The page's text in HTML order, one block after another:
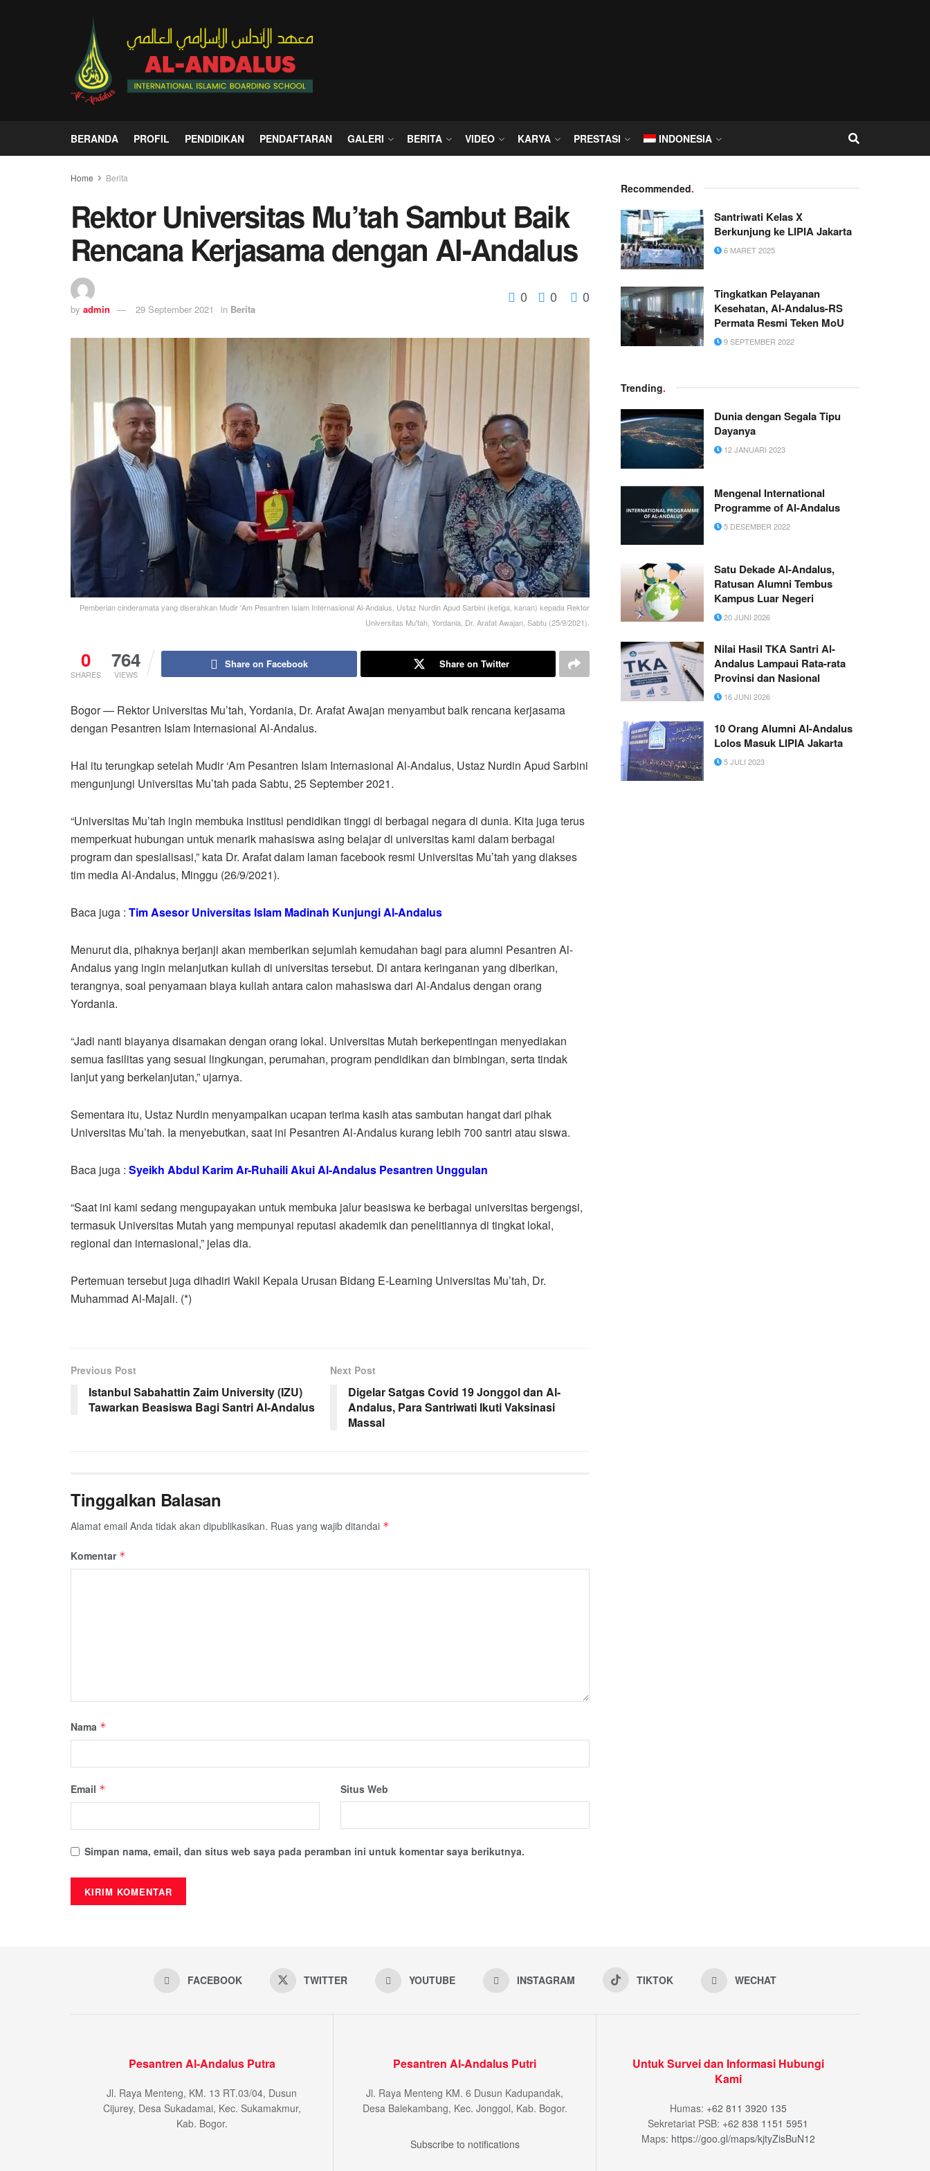
BERANDA PROFIL PENDIDIKAN PENDAFTARAN GALERI BERITA VIDEO KARYA PRESTASI INDONESIA
Home Berita
Rektor Universitas Mu’tah Sambut Baik
Rencana Kerjasama dengan Al-Andalus
by admin 29 September 2021 in Berita
0 0 0
Pemberian cinderamata yang diserahkan Mudir 'Am Pesantren Islam Internasional Al-Andalus, Ustaz Nurdin Apud Sarbini (ketiga, kanan) kepada Rektor
Universitas Mu'tah, Yordania, Dr. Arafat Awajan, Sabtu (25/9/2021).
0
SHARES
764
VIEWS
Share on Facebook Share on Twitter
Bogor — Rektor Universitas Mu’tah, Yordania, Dr. Arafat Awajan menyambut baik rencana kerjasama
dengan Pesantren Islam Internasional Al-Andalus.
Hal itu terungkap setelah Mudir ‘Am Pesantren Islam Internasional Al-Andalus, Ustaz Nurdin Apud Sarbini
mengunjungi Universitas Mu’tah pada Sabtu, 25 September 2021.
“Universitas Mu’tah ingin membuka institusi pendidikan tinggi di berbagai negara di dunia. Kita juga terus
memperkuat hubungan untuk menarik mahasiswa asing belajar di universitas kami dalam berbagai
program dan spesialisasi,” kata Dr. Arafat dalam laman facebook resmi Universitas Mu’tah yang diakses
tim media Al-Andalus, Minggu (26/9/2021).
Baca juga : Tim Asesor Universitas Islam Madinah Kunjungi Al-Andalus
Menurut dia, pihaknya berjanji akan memberikan sejumlah kemudahan bagi para alumni Pesantren Al-
Andalus yang ingin melanjutkan kuliah di universitas tersebut. Di antara keringanan yang diberikan,
terangnya, soal penyamaan biaya kuliah antara calon mahasiswa dari Al-Andalus dengan orang
Yordania.
“Jadi nanti biayanya disamakan dengan orang lokal. Universitas Mutah berkepentingan menyediakan
semua fasilitas yang sesuai lingkungan, perumahan, program pendidikan dan bimbingan, serta tindak
lanjut yang berkelanjutan,” ujarnya.
Sementara itu, Ustaz Nurdin menyampaikan ucapan terima kasih atas sambutan hangat dari pihak
Universitas Mu’tah. Ia menyebutkan, saat ini Pesantren Al-Andalus kurang lebih 700 santri atau siswa.
Baca juga : Syeikh Abdul Karim Ar-Ruhaili Akui Al-Andalus Pesantren Unggulan
“Saat ini kami sedang mengupayakan untuk membuka jalur beasiswa ke berbagai universitas bergengsi,
termasuk Universitas Mutah yang mempunyai reputasi akademik dan penelitiannya di tingkat lokal,
regional dan internasional,” jelas dia.
Pertemuan tersebut juga dihadiri Wakil Kepala Urusan Bidang E-Learning Universitas Mu’tah, Dr.
Muhammad Al-Majali. (*)
Previous Post
Istanbul Sabahattin Zaim University (IZU)
Tawarkan Beasiswa Bagi Santri Al-Andalus
Next Post
Digelar Satgas Covid 19 Jonggol dan Al-
Andalus, Para Santriwati Ikuti Vaksinasi
Massal
Tinggalkan Balasan
Alamat email Anda tidak akan dipublikasikan. Ruas yang wajib ditandai *
Komentar *
Nama *
Email * Situs Web
Simpan nama, email, dan situs web saya pada peramban ini untuk komentar saya berikutnya.
Recommended.
Santriwati Kelas X
Berkunjung ke LIPIA Jakarta
6 MARET 2025
Tingkatkan Pelayanan
Kesehatan, Al-Andalus-RS
Permata Resmi Teken MoU
9 SEPTEMBER 2022
Trending.
Dunia dengan Segala Tipu
Dayanya
12 JANUARI 2023
Mengenal International
Programme of Al-Andalus
5 DESEMBER 2022
Satu Dekade Al-Andalus,
Ratusan Alumni Tembus
Kampus Luar Negeri
20 JUNI 2026
Nilai Hasil TKA Santri Al-
Andalus Lampaui Rata-rata
Provinsi dan Nasional
16 JUNI 2026
10 Orang Alumni Al-Andalus
Lolos Masuk LIPIA Jakarta
5 JULI 2023
FACEBOOK TWITTER YOUTUBE INSTAGRAM TIKTOK WECHAT
Pesantren Al-Andalus Putra
Jl. Raya Menteng, KM. 13 RT.03/04, Dusun
Cijurey, Desa Sukadamai, Kec. Sukamakmur,
Kab. Bogor.
Pesantren Al-Andalus Putri
Jl. Raya Menteng KM. 6 Dusun Kadupandak,
Desa Balekambang, Kec. Jonggol, Kab. Bogor.
Subscribe to notifications
Untuk Survei dan Informasi Hubungi
Kami
Humas: +62 811 3920 135
Sekretariat PSB: +62 838 1151 5951
Maps: https://goo.gl/maps/kjtyZisBuN12